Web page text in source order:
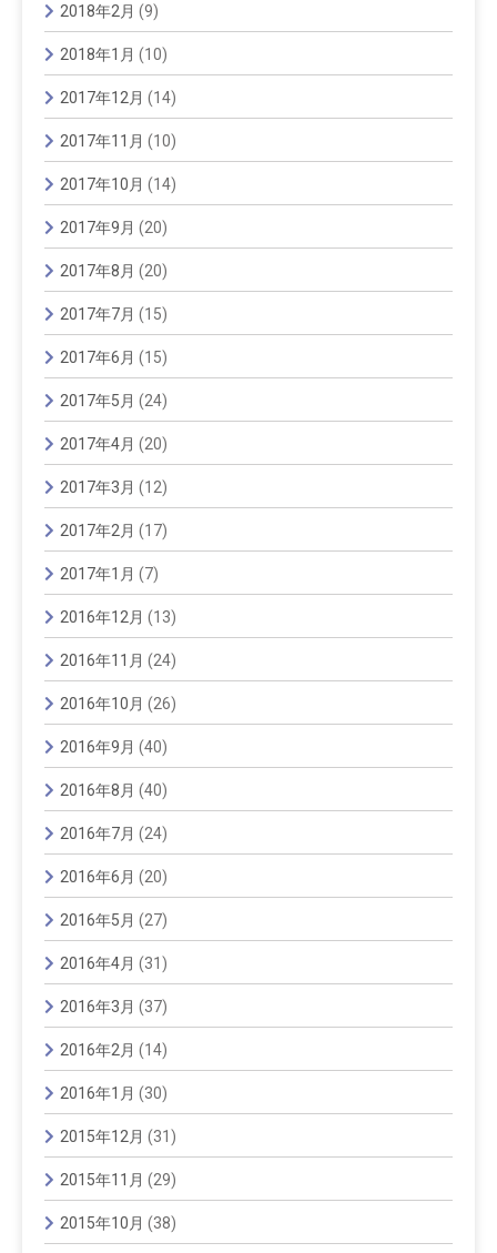
2018年2月 (9)
2018年1月 (10)
2017年12月 (14)
2017年11月 (10)
2017年10月 (14)
2017年9月 (20)
2017年8月 (20)
2017年7月 (15)
2017年6月 (15)
2017年5月 (24)
2017年4月 (20)
2017年3月 (12)
2017年2月 (17)
2017年1月 (7)
2016年12月 (13)
2016年11月 (24)
2016年10月 (26)
2016年9月 (40)
2016年8月 (40)
2016年7月 (24)
2016年6月 (20)
2016年5月 (27)
2016年4月 (31)
2016年3月 (37)
2016年2月 (14)
2016年1月 (30)
2015年12月 (31)
2015年11月 (29)
2015年10月 (38)